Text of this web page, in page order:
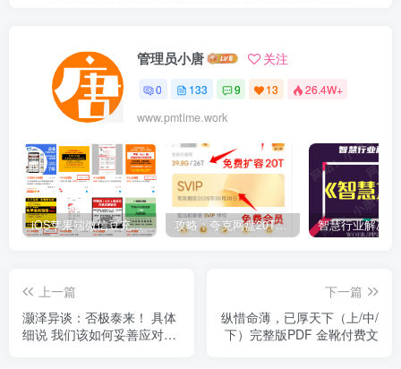
管理员小唐 关注
0 133 9 13 26.4W+
www.pmtime.work
iOS苹果端微信豆充值1:10的方法 攻略：夸克网盘20T空间免费扩容 免费会员申请 附最新申请步骤和技巧
上一篇
灏泽异谈：否极泰来！ 具体
细说 我们该如何妥善应对这
下一篇
纵惜命薄，已厚天下（上/中/
下）完整版PDF 金靴付费文